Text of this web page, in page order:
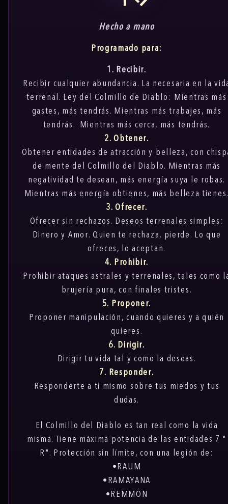
Hecho a mano
Programado para:
1. Recibir.
Recibir cualquier abundancia. La necesaria en la
terrenal. Ley del Colmillo de Diablo: Mientras más
gastes, más tendrás. Mientras más trabajes, más
tendrás. Mientras más cerca, más tendrás.
2. Obtener.
Obtener entidades de atracción y belleza, con
de mente del Colmillo del Diablo. Mientras más
negatividad te desean, más energía suya le robas.
Mientras más energía obtienes, más belleza
3. Ofrecer.
Ofrecer sin rechazos. Deseos terrenales simples:
Dinero y Amor. Quien te rechaza, pierde. Lo que
ofreces, lo aceptan.
4. Prohibir.
Prohibir ataques astrales y terrenales, tales como
brujería pura, con finales tristes.
5. Proponer.
Proponer manipulación, cuando quieres y a quién
quieres.
6. Dirigir.
Dirigir tu vida tal y como la deseas.
7. Responder.
Responderte a ti mismo sobre tus miedos y tus
dudas.
El Colmillo del Diablo es tan real como la vida
misma. Tiene máxima potencia de las entidades 7 "
R". Protección sin límite, con una legión de:
•RAUM
•RAMAYANA
•REMMON